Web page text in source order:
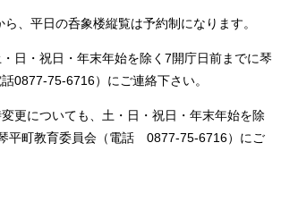
、平日の呑象楼縦覧は予約制になります。
日・祝日・年末年始を除く7開庁日前までに琴
0877-75-6716）にご連絡下さい。
更についても、土・日・祝日・年末年始を除
平町教育委員会（電話 0877-75-6716）にご